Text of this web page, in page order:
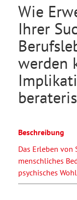
Wie
Ihrer
werden
Beschreibung
Das Erleben
menschliches
psychisches